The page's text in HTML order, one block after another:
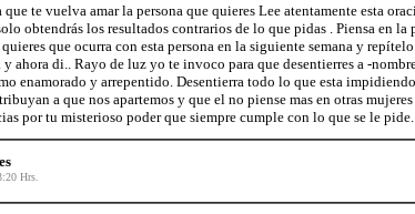
que te vuelva amar la persona que quieres Lee atentamente esta
obtendrás los resultados contrarios de lo que pidas . Piensa en
que ocurra con esta persona en la siguiente semana y
y ahora di.. Rayo de luz yo te invoco para que desentierres a -
enamorado y arrepentido. Desentierra todo lo que esta
a que nos apartemos y que el no piense mas en otras
por tu misterioso poder que siempre cumple con lo que se le
Hrs.